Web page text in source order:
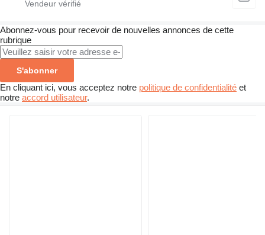
Abonnez-vous pour recevoir de nouvelles annonces de cette
rubrique
S'abonner
En cliquant ici, vous acceptez notre politique de confidentialité et
notre accord utilisateur.